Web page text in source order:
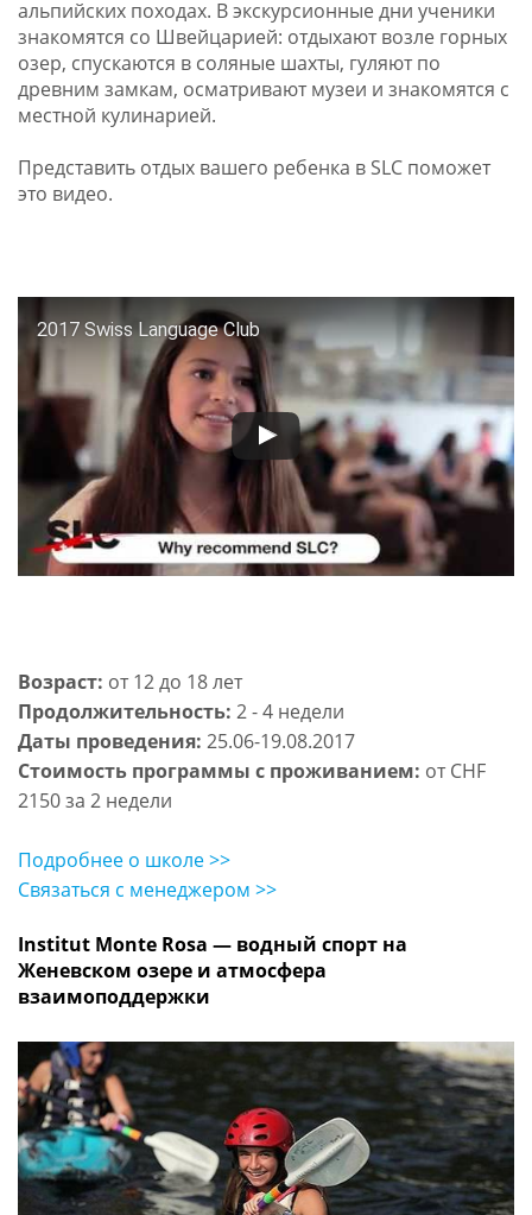
альпийских походах. В экскурсионные дни ученики
знакомятся со Швейцарией: отдыхают возле горных
озер, спускаются в соляные шахты, гуляют по
древним замкам, осматривают музеи и знакомятся с
местной кулинарией.
Представить отдых вашего ребенка в SLC поможет
это видео.
2017 Swiss Language Club
Возраст: от 12 до 18 лет
Продолжительность: 2 - 4 недели
Даты проведения: 25.06-19.08.2017
Стоимость программы с проживанием: от CHF
2150 за 2 недели
Подробнее о школе >>
Связаться с менеджером >>
Institut Monte Rosa — водный спорт на
Женевском озере и атмосфера
взаимоподдержки